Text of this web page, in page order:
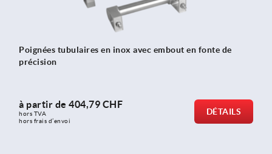
Poignées tubulaires en inox avec embout en fonte de
précision
à partir de 404,79 CHF
hors TVA
hors frais d’envoi
DÉTAILS